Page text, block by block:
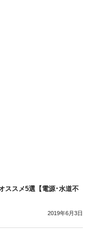
ススメ5選【電源･水道不
2019年6月3日